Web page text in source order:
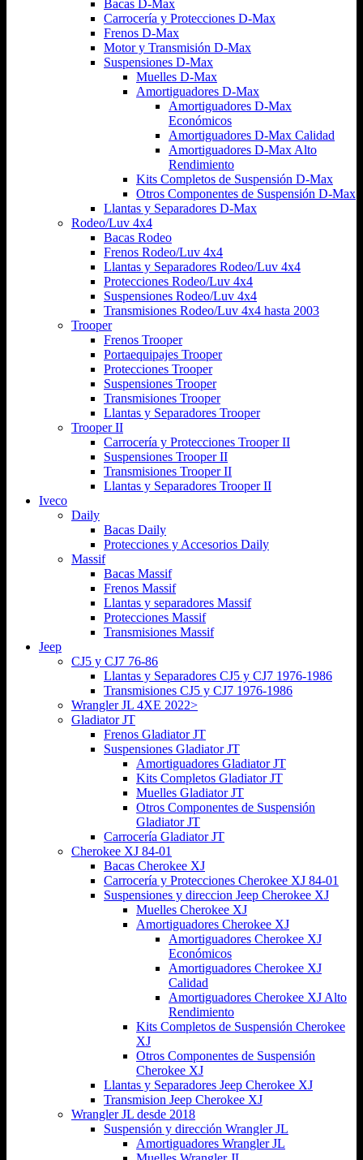
Bacas D-Max
Carrocería y Protecciones D-Max
Frenos D-Max
Motor y Transmisión D-Max
Suspensiones D-Max
Muelles D-Max
Amortiguadores D-Max
Amortiguadores D-Max
Económicos
Amortiguadores D-Max Calidad
Amortiguadores D-Max Alto
Rendimiento
Kits Completos de Suspensión D-Max
Otros Componentes de Suspensión D-Max
Llantas y Separadores D-Max
Rodeo/Luv 4x4
Bacas Rodeo
Frenos Rodeo/Luv 4x4
Llantas y Separadores Rodeo/Luv 4x4
Protecciones Rodeo/Luv 4x4
Suspensiones Rodeo/Luv 4x4
Transmisiones Rodeo/Luv 4x4 hasta 2003
Trooper
Frenos Trooper
Portaequipajes Trooper
Protecciones Trooper
Suspensiones Trooper
Transmisiones Trooper
Llantas y Separadores Trooper
Trooper II
Carrocería y Protecciones Trooper II
Suspensiones Trooper II
Transmisiones Trooper II
Llantas y Separadores Trooper II
Iveco
Daily
Bacas Daily
Protecciones y Accesorios Daily
Massif
Bacas Massif
Frenos Massif
Llantas y separadores Massif
Protecciones Massif
Transmisiones Massif
Jeep
CJ5 y CJ7 76-86
Llantas y Separadores CJ5 y CJ7 1976-1986
Transmisiones CJ5 y CJ7 1976-1986
Wrangler JL 4XE 2022>
Gladiator JT
Frenos Gladiator JT
Suspensiones Gladiator JT
Amortiguadores Gladiator JT
Kits Completos Gladiator JT
Muelles Gladiator JT
Otros Componentes de Suspensión
Gladiator JT
Carrocería Gladiator JT
Cherokee XJ 84-01
Bacas Cherokee XJ
Carrocería y Protecciones Cherokee XJ 84-01
Suspensiones y direccion Jeep Cherokee XJ
Muelles Cherokee XJ
Amortiguadores Cherokee XJ
Amortiguadores Cherokee XJ
Económicos
Amortiguadores Cherokee XJ
Calidad
Amortiguadores Cherokee XJ Alto
Rendimiento
Kits Completos de Suspensión Cherokee
XJ
Otros Componentes de Suspensión
Cherokee XJ
Llantas y Separadores Jeep Cherokee XJ
Transmision Jeep Cherokee XJ
Wrangler JL desde 2018
Suspensión y dirección Wrangler JL
Amortiguadores Wrangler JL